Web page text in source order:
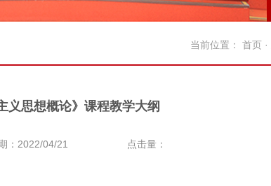
当前位置： 首页 ·
义思想概论》课程教学大纲
：2022/04/21 点击量：